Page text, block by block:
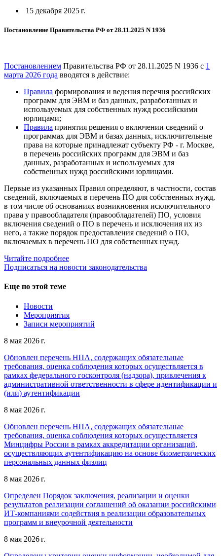
15 декабря 2025 г.
Постановление Правительства РФ от 28.11.2025 N 1936
Постановлением Правительства РФ от 28.11.2025 N 1936 с 1
марта 2026 года вводятся в действие:
Правила формирования и ведения перечня российских
программ для ЭВМ и баз данных, разработанных и
используемых для собственных нужд российскими
юрлицами;
Правила принятия решения о включении сведений о
программах для ЭВМ и базах данных, исключительные
права на которые принадлежат субъекту РФ - г. Москве,
в перечень российских программ для ЭВМ и баз
данных, разработанных и используемых для
собственных нужд российскими юрлицами.
Первые из указанных Правил определяют, в частности, состав
сведений, включаемых в перечень ПО для собственных нужд,
в том числе об основаниях возникновения исключительного
права у правообладателя (правообладателей) ПО, условия
включения сведений о ПО в перечень и исключения их из
него, а также порядок предоставления сведений о ПО,
включаемых в перечень ПО для собственных нужд.
Читайте подробнее
Подписаться на новости законодательства
Еще по этой теме
Новости
Мероприятия
Записи мероприятий
8 мая 2026 г.
Обновлен перечень НПА, содержащих обязательные
требования, оценка соблюдения которых осуществляется в
рамках федерального госконтроля (надзора), привлечения к
административной ответственности в сфере идентификации и
(или) аутентификации
8 мая 2026 г.
Обновлен перечень НПА, содержащих обязательные
требования, оценка соблюдения которых осуществляется
Минцифры России в рамках аккредитации организаций,
осуществляющих аутентификацию на основе биометрических
персональных данных физлиц
8 мая 2026 г.
Определен Порядок заключения, реализации и оценки
результатов реализации соглашений об оказании российскими
ИТ-компаниями содействия в реализации образовательных
программ и внеурочной деятельности
8 мая 2026 г.